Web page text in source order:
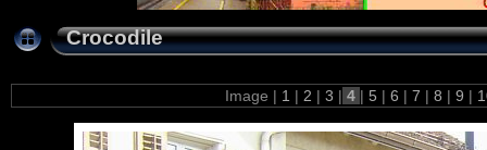
Crocodile
Image | 1 | 2 | 3 | 4 | 5 | 6 | 7 | 8 | 9 |